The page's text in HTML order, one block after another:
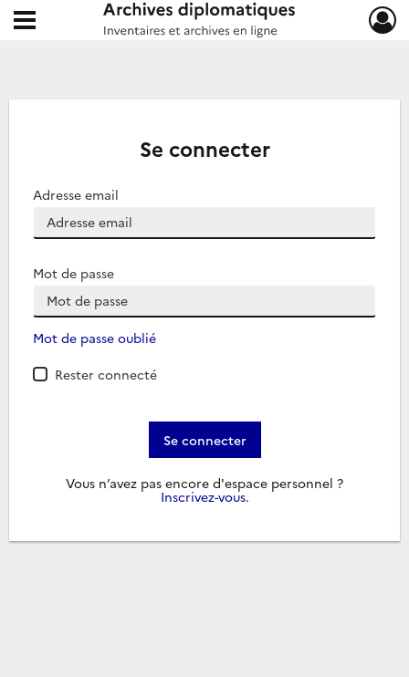
Archives diplomatiques
Ouvrir le menu déroulant
Se connecter
Adresse email
Mot de passe
Mot de passe oublié
Rester connecté
Se connecter
Vous n’avez pas encore d'espace personnel ?
Inscrivez-vous.